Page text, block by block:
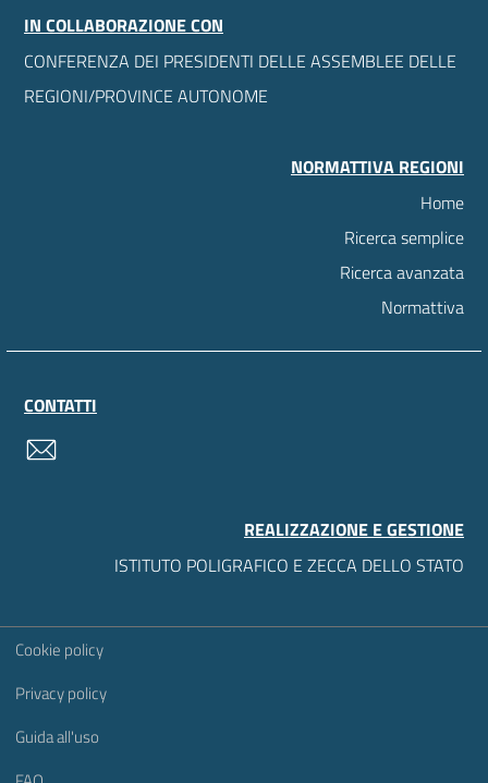
IN COLLABORAZIONE CON
CONFERENZA DEI PRESIDENTI DELLE ASSEMBLEE DELLE
REGIONI/PROVINCE AUTONOME
NORMATTIVA REGIONI
Home
Ricerca semplice
Ricerca avanzata
Normattiva
CONTATTI
REALIZZAZIONE E GESTIONE
ISTITUTO POLIGRAFICO E ZECCA DELLO STATO
Sezione Link Utili
Cookie policy
Privacy policy
Guida all'uso